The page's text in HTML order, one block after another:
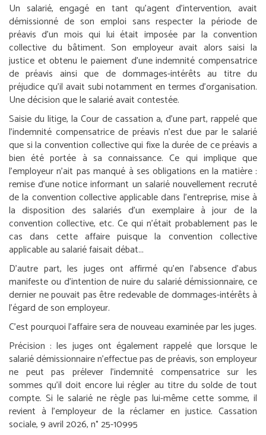
Un salarié, engagé en tant qu’agent d’intervention, avait
démissionné de son emploi sans respecter la période de
préavis d’un mois qui lui était imposée par la convention
collective du bâtiment. Son employeur avait alors saisi la
justice et obtenu le paiement d’une indemnité compensatrice
de préavis ainsi que de dommages-intérêts au titre du
préjudice qu’il avait subi notamment en termes d’organisation.
Une décision que le salarié avait contestée.
Saisie du litige, la Cour de cassation a, d’une part, rappelé que
l’indemnité compensatrice de préavis n’est due par le salarié
que si la convention collective qui fixe la durée de ce préavis a
bien été portée à sa connaissance. Ce qui implique que
l’employeur n’ait pas manqué à ses obligations en la matière :
remise d’une notice informant un salarié nouvellement recruté
de la convention collective applicable dans l’entreprise, mise à
la disposition des salariés d’un exemplaire à jour de la
convention collective, etc. Ce qui n’était probablement pas le
cas dans cette affaire puisque la convention collective
applicable au salarié faisait débat...
D’autre part, les juges ont affirmé qu’en l’absence d’abus
manifeste ou d’intention de nuire du salarié démissionnaire, ce
dernier ne pouvait pas être redevable de dommages-intérêts à
l’égard de son employeur.
C’est pourquoi l’affaire sera de nouveau examinée par les juges.
Précision : les juges ont également rappelé que lorsque le
salarié démissionnaire n’effectue pas de préavis, son employeur
ne peut pas prélever l’indemnité compensatrice sur les
sommes qu’il doit encore lui régler au titre du solde de tout
compte. Si le salarié ne règle pas lui-même cette somme, il
revient à l’employeur de la réclamer en justice. Cassation
sociale, 9 avril 2026, n° 25-10995